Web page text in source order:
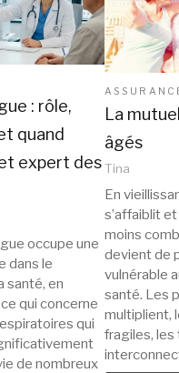
: rôle,
quand
expert des
occupe une
dans le
santé, en
qui concerne
qui
de nombreux
La
âgés
Tina
En
s’affaiblit
moins
devient de
vulnérable
santé. Les
multiplient,
fragiles,